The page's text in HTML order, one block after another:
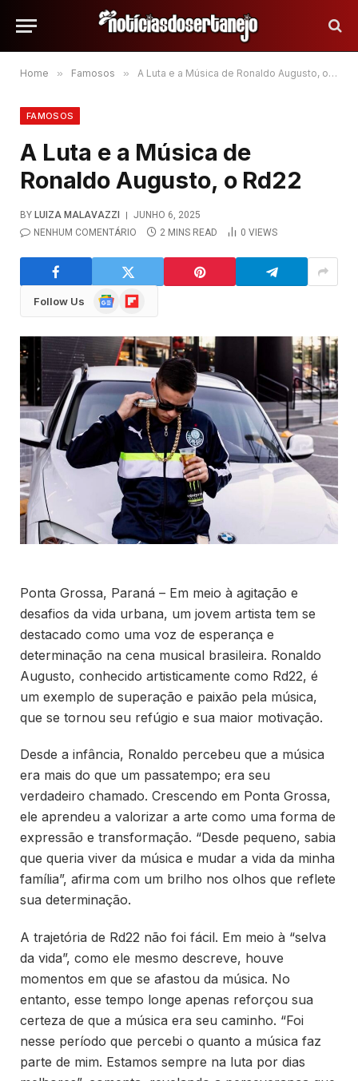
Home » Famosos » A Luta e a Música de Ronaldo Augusto, o Rd22
FAMOSOS
A Luta e a Música de
Ronaldo Augusto, o Rd22
BY LUIZA MALAVAZZI
JUNHO 6, 2025
NENHUM COMENTÁRIO
2 MINS READ 0 VIEWS
Follow Us
GoogleFlipboard
Ponta Grossa, Paraná – Em meio à agitação e
desafios da vida urbana, um jovem artista tem se
destacado como uma voz de esperança e
determinação na cena musical brasileira. Ronaldo
Augusto, conhecido artisticamente como Rd22, é
um exemplo de superação e paixão pela música,
que se tornou seu refúgio e sua maior motivação.
Desde a infância, Ronaldo percebeu que a música
era mais do que um passatempo; era seu
verdadeiro chamado. Crescendo em Ponta Grossa,
ele aprendeu a valorizar a arte como uma forma de
expressão e transformação. “Desde pequeno, sabia
que queria viver da música e mudar a vida da minha
família”, afirma com um brilho nos olhos que reflete
sua determinação.
A trajetória de Rd22 não foi fácil. Em meio à “selva
da vida”, como ele mesmo descreve, houve
momentos em que se afastou da música. No
entanto, esse tempo longe apenas reforçou sua
certeza de que a música era seu caminho. “Foi
nesse período que percebi o quanto a música faz
parte de mim. Estamos sempre na luta por dias